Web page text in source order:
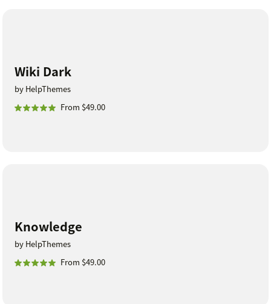
Wiki Dark
by HelpThemes
From $49.00
Knowledge
by HelpThemes
From $49.00